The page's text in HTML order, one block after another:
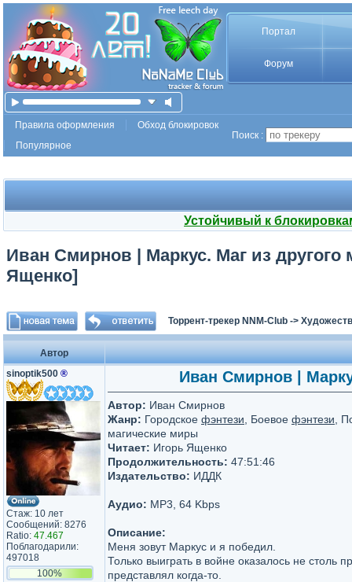
Портал
Форум
Правила оформления
Обход блокировок
Популярное
Поиск :
Устойчивый к
Иван Смирнов | Маркус. Маг из другого
Ященко]
Торрент-трекер NNM-Club ->
Автор
sinoptik500 ®
Стаж: 10 лет
Сообщений: 8276
Ratio: 47.467
Поблагодарили:
497018
100%
Иван Смирнов |
Автор: Иван Смирнов
Жанр: Городское фэнтези , Боевое фэнтези ,
магические миры
Читает: Игорь Ященко
Продолжительность: 47:51:46
Издательство: ИДДК
Аудио: MP3, 64 Kbps
Описание:
Меня зовут Маркус и я победил.
Только выиграть в войне оказалось не столь
представлял когда-то.